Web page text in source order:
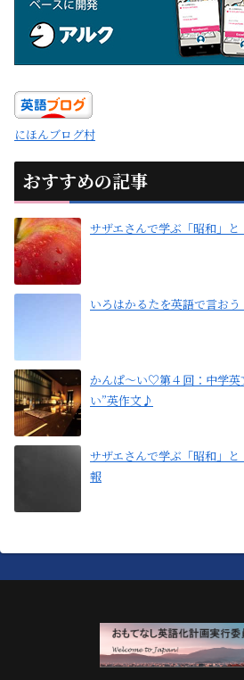
にほんブログ村
おすすめの記事
サザエさんで学ぶ「昭和」
いろはかるたを英語で言おう
かんぱ〜い♡第４回：中学英
い”英作文♪
サザエさんで学ぶ「昭和」
報